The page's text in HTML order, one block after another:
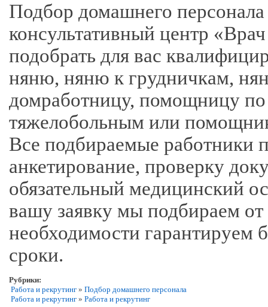
Подбор домашнего
консультативный центр
подобрать для вас
няню, няню к грудничкам,
домработницу, помощницу по
тяжелобольным или
Все подбираемые работники
анкетирование, проверку
обязательный медицинский
вашу заявку мы подбираем от
необходимости гарантируем
сроки.
Рубрики:
Работа и рекрутинг » Подбор домашнего персонала
Работа и рекрутинг » Работа и рекрутинг